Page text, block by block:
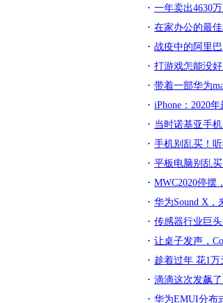
一年卖出4630
在家办公的最
战疫中的阿里
打游戏怎能没
带着一部华为
iPhone：2020
当时诺基亚手
手机别乱买！
平板电脑别乱
MWC2020停摆
华为Sound X，
传感器行业巨
让桌子发声，
趁着过年 花1
滴滴这次发飙
华为EMUI分布